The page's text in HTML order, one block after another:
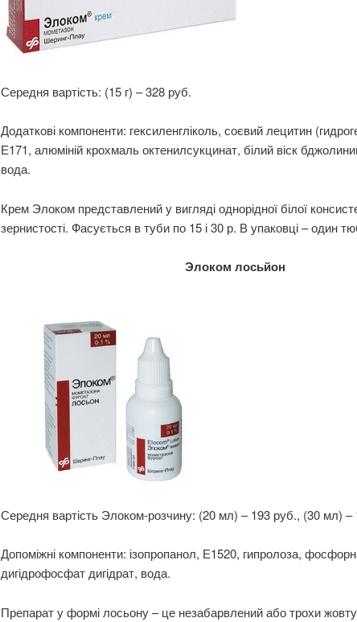
Середня вартість: (15 г) – 328 руб.
Додаткові компоненти: гексиленгліколь, соєвий лецитин
Е171, алюміній крохмаль октенилсукцинат, білий віск
вода.
Крем Элоком представлений у вигляді однорідної білої
зернистості. Фасується в туби по 15 і 30 р. В упаковці – один
Элоком лосьйон
Середня вартість Элоком-розчину: (20 мл) – 193 руб., (30 мл) –
Допоміжні компоненти: ізопропанол, Е1520, гипролоза,
дигідрофосфат дигідрат, вода.
Препарат у формі лосьону – це незабарвлений або трохи